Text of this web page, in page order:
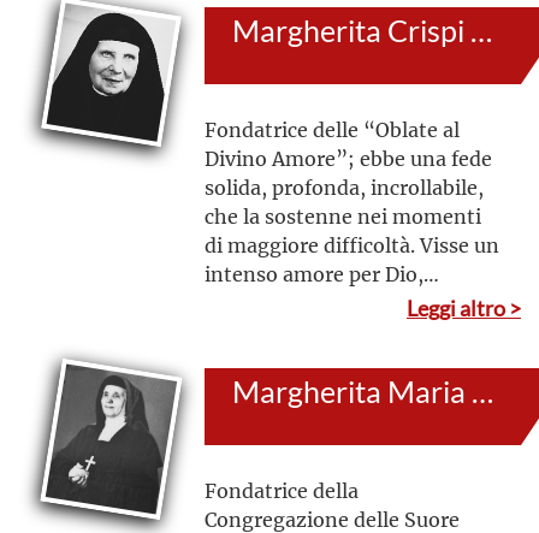
Margherita Crispi (al secolo: Diomira Ludovica Romana)
Fondatrice delle “Oblate al
Divino Amore”; ebbe una fede
solida, profonda, incrollabile,
che la sostenne nei momenti
di maggiore difficoltà. Visse un
intenso amore per Dio,
sostenuto da una preghieraLeggi altro >
Margherita Maria Guaini (al secolo: Alice Antonia)
Fondatrice della
Congregazione delle Suore